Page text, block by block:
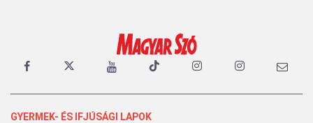
GYERMEK- ÉS IFJÚSÁGI LAPOK